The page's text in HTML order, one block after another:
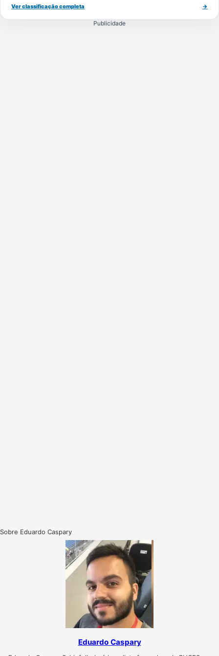
Ver classificação completa →
Publicidade
Sobre Eduardo Caspary
Eduardo Caspary